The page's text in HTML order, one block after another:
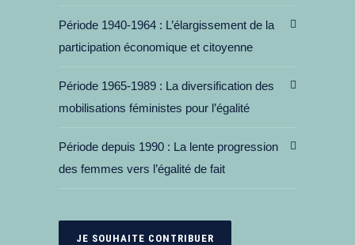
Période 1940-1964
L’élargissement de la
participation économique et citoyenne
Période 1965-1989
La diversification des
mobilisations féministes pour l’égalité
Période depuis 1990
La lente progression
des femmes vers l’égalité de fait
JE SOUHAITE CONTRIBUER